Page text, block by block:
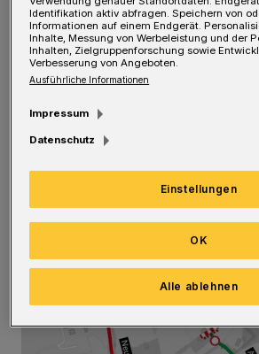
D ie Straße wird zwischen
Hausnummer 54 und dem
Westfalenweg in einzelnen,
Bauabschnitten gesperrt.
Identifikation aktiv abfragen. Speichern von
Informationen auf einem Endgerät.
Inhalte, Messung von Werbeleistung und der
Inhalten, Zielgruppenforschung sowie
Verbesserung von Angeboten.
Ausführliche Informationen
Impressum
Datenschutz
Einstellungen
Alle ablehnen
OK